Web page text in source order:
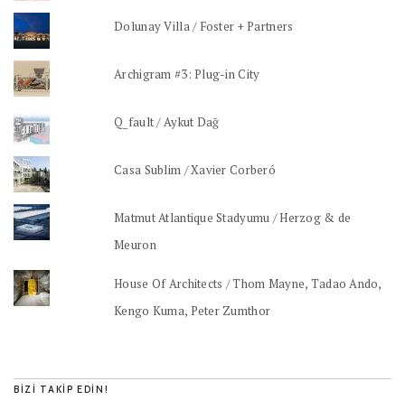
Dolunay Villa / Foster + Partners
Archigram #3: Plug-in City
Q_fault / Aykut Dağ
Casa Sublim / Xavier Corberó
Matmut Atlantique Stadyumu / Herzog & de
Meuron
House Of Architects / Thom Mayne, Tadao Ando,
Kengo Kuma, Peter Zumthor
BIZI TAKIP EDIN!